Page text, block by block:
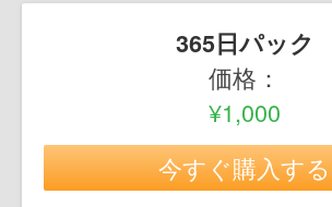
365日パック
価格：
¥1,000
今すぐ購入する